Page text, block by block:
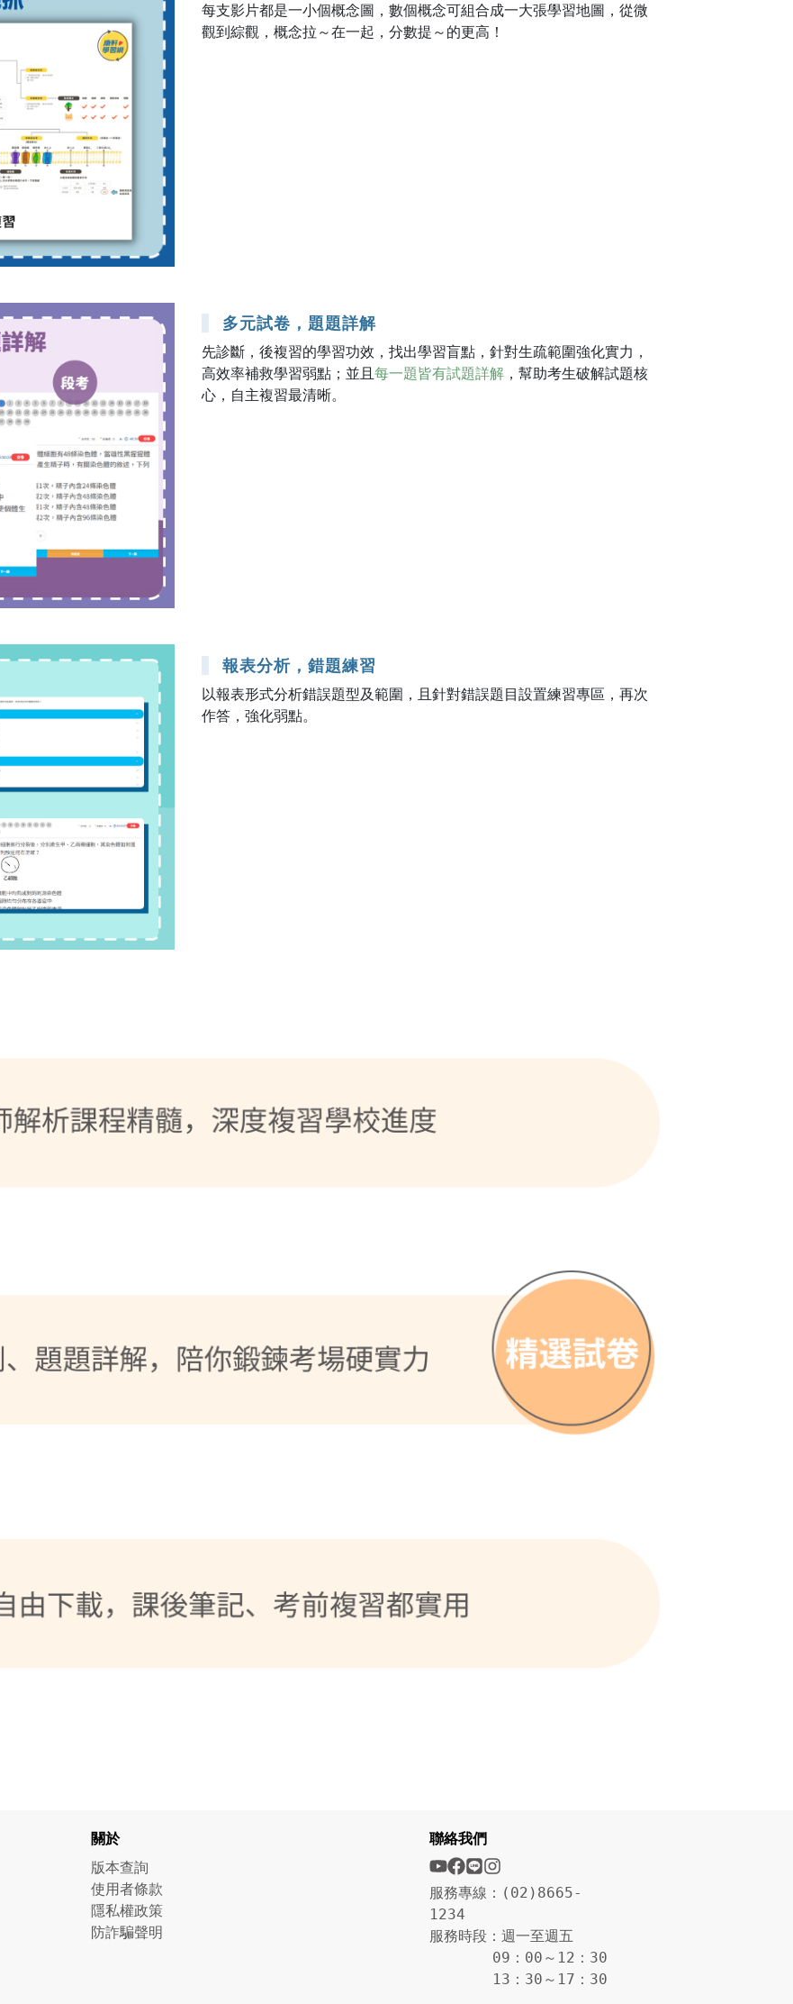
每支影片都是一小個概念圖，數個概念可組合成一大張學習地圖，從微
觀到綜觀，概念拉～在一起，分數提～的更高！
多元試卷，題題詳解
先診斷，後複習的學習功效，找出學習盲點，針對生疏範圍強化實力，
高效率補救學習弱點；並且 每一題皆有試題詳解 ，幫助考生破解試題核
心，自主複習最清晰。
報表分析，錯題練習
以報表形式分析錯誤題型及範圍，且針對錯誤題目設置練習專區，再次
作答，強化弱點。
關於
版本查詢
使用者條款
隱私權政策
防詐騙聲明
聯絡我們
服務專線：(02)8665-
1234
服務時段：週一至週五
09：00～12：30
13：30～17：30